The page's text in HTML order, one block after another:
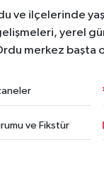
ve ilçelerinde
yerel
merkez başta
ve Fikstür